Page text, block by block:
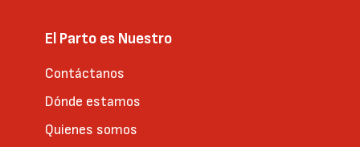
El Parto es Nuestro
Contáctanos
Dónde estamos
Quienes somos